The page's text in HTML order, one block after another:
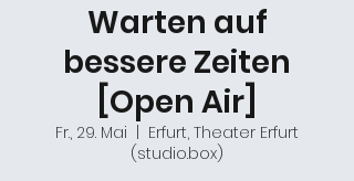
Warten auf
bessere Zeiten
[Open Air]
Fr., 29. Mai
Erfurt, Theater Erfurt
(studio.box)